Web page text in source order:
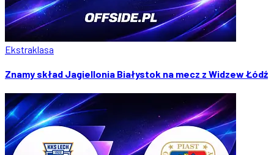
Ekstraklasa
Znamy skład Jagiellonia Białystok na mecz z Widzew Łódź